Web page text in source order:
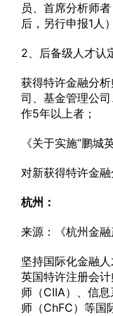
员、首席分析师
后，另行申报1人
2、后备级人才认
获得特许金融分
司、基金管理公
作5年以上者；
《关于实施“鹏城
对新获得特许金
杭州：
来源：《杭州金融
坚持国际化金融
英国特许注册会
师（CIIA）、信
师（ChFC）等国